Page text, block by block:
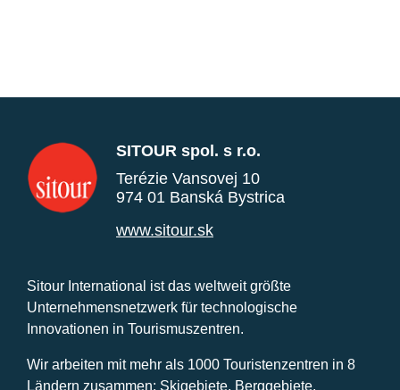
SITOUR spol. s r.o.
Terézie Vansovej 10
974 01 Banská Bystrica
www.sitour.sk
Sitour International ist das weltweit größte
Unternehmensnetzwerk für technologische
Innovationen in Tourismuszentren.
Wir arbeiten mit mehr als 1000 Touristenzentren in 8
Ländern zusammen: Skigebiete, Berggebiete,